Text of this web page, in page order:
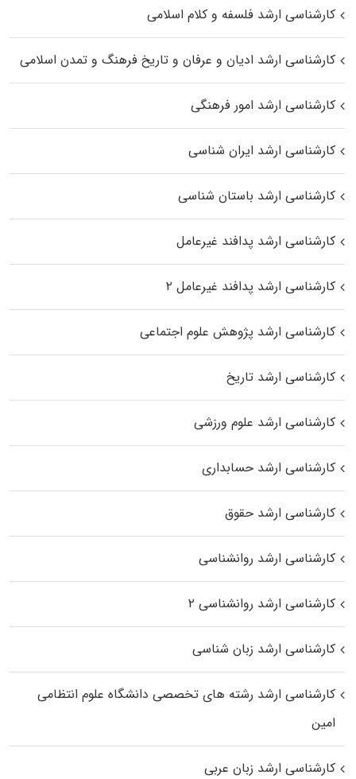
کارشناسی ارشد فلسفه و کلام اسلامی
کارشناسی ارشد ادیان و عرفان و تاریخ فرهنگ و تمدن اسلامی
کارشناسی ارشد امور فرهنگی
کارشناسی ارشد ایران شناسی
کارشناسی ارشد باستان شناسی
کارشناسی ارشد پدافند غیرعامل
کارشناسی ارشد پدافند غیرعامل ۲
کارشناسی ارشد پژوهش علوم اجتماعی
کارشناسی ارشد تاریخ
کارشناسی ارشد علوم ورزشی
کارشناسی ارشد حسابداری
کارشناسی ارشد حقوق
کارشناسی ارشد روانشناسی
کارشناسی ارشد روانشناسی ۲
کارشناسی ارشد زبان شناسی
کارشناسی ارشد رﺷﺘﻪ ﻫﺎی تخصصی داﻧﺸﮕﺎه ﻋﻠﻮم انتظامی
اﻣﻴﻦ
کارشناسی ارشد زبان عربی